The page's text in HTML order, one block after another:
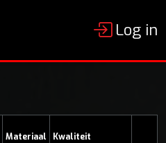
Log in
Materiaal Kwaliteit